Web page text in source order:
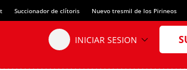
Succionador de clítoris Nuevo tresmil de los Pirineos